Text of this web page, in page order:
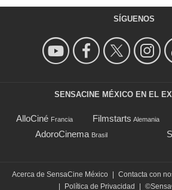
SÍGUENOS
SENSACINE MÉXICO EN EL
AlloCiné Francia Filmstarts Alemania
AdoroCinema Brasil
Acerca de SensaCine México Contacta con
Política de Privacidad